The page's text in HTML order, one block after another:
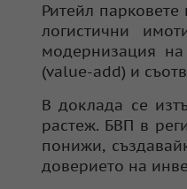
Ритейл
логистични
модернизация на
(value-add) и
В доклада се
растеж. БВП в
понижи,
доверието на